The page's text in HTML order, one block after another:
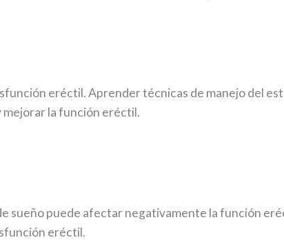
eréctil. Aprender técnicas de manejo del
mejorar la función eréctil.
sueño puede afectar negativamente la función
eréctil.